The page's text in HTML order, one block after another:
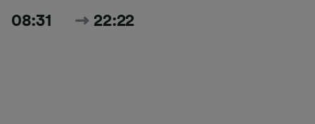
08:31 22:22